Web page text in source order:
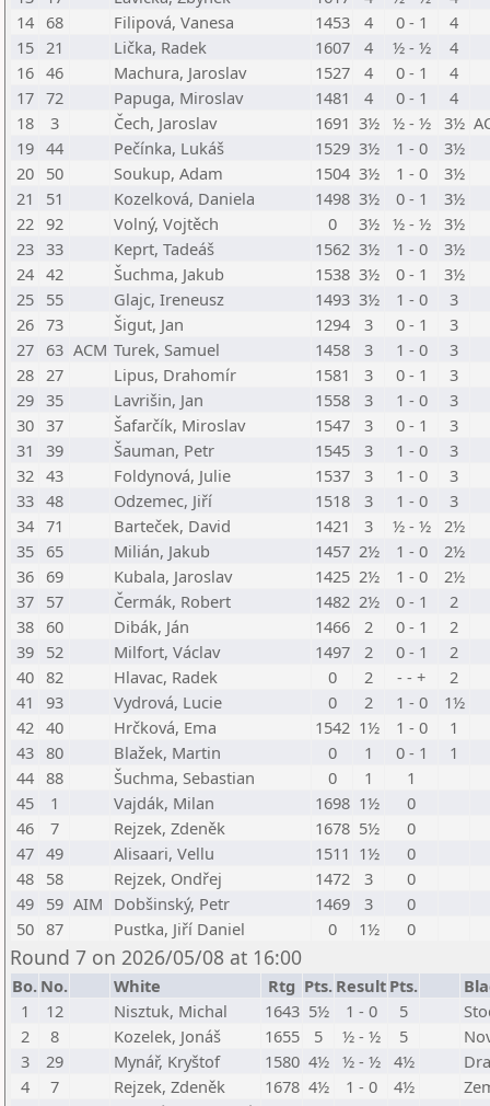
14 68 Filipová, Vanesa 1453 4 0 - 1
4
15 21 Lička, Radek 1607 4 ½ - ½
4
16 46 Machura, Jaroslav 1527 4 0 - 1
4
17 72 Papuga, Miroslav 1481 4 0 - 1
4
18
3 Čech, Jaroslav 1691 3½ ½ - ½ 3½
19 44 Pečínka, Lukáš 1529 3½ 1 - 0
3½
20 50 Soukup, Adam 1504 3½ 1 - 0
3½
21
51 Kozelková, Daniela 1498 3½ 0 - 1
3½
22 92 Volný, Vojtěch 0 3½ ½ - ½ 3½
23 33 Keprt, Tadeáš 1562 3½ 1 - 0
3½
24 42 Šuchma, Jakub 1538 3½ 0 - 1
3½
25 55 Glajc, Ireneusz 1493 3½ 1 - 0
3
26 73 Šigut, Jan 1294 3 0 - 1
3
27 63 ACM Turek, Samuel 1458 3 1 - 0
3
28 27 Lipus, Drahomír 1581 3 0 - 1
3
29 35 Lavrišin, Jan 1558 3 1 - 0
3
30 37 Šafarčík, Miroslav 1547 3 0 - 1
3
31
39 Šauman, Petr 1545 3 1 - 0
3
32 43 Foldynová, Julie 1537 3 1 - 0
3
33 48 Odzemec, Jiří 1518 3 1 - 0
3
34 71 Barteček, David 1421 3 ½ - ½ 2½
35 65 Milián, Jakub 1457 2½ 1 - 0
2½
36 69 Kubala, Jaroslav 1425 2½ 1 - 0
2½
37 57 Čermák, Robert 1482 2½ 0 - 1
2
38 60 Dibák, Ján 1466 2 0 - 1
2
39 52 Milfort, Václav 1497 2 0 - 1
2
40 82 Hlavac, Radek 0 2 - - +
2
41
93 Vydrová, Lucie 0 2 1 - 0
1½
42 40 Hrčková, Ema 1542 1½ 1 - 0
1
43 80 Blažek, Martin 0 1 0 - 1
1
44 88 Šuchma, Sebastian 0 1
1
45
1 Vajdák, Milan 1698 1½
0
46
7 Rejzek, Zdeněk 1678 5½
0
47 49 Alisaari, Vellu 1511 1½
0
48 58 Rejzek, Ondřej 1472 3
0
49 59 AIM Dobšinský, Petr 1469 3
0
50 87 Pustka, Jiří Daniel 0 1½ 0
Round 7 on 2026/05/08 at 16:00
Bo. No. White Rtg Pts. Result Pts.
1
12 Nisztuk, Michal 1643 5½ 1 - 0 5
2
8 Kozelek, Jonáš 1655 5 ½ - ½ 5
3
29 Mynář, Kryštof 1580 4½ ½ - ½ 4½
4
7 Rejzek, Zdeněk 1678 4½ 1 - 0 4½